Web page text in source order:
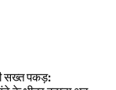
सख्त पकड़: